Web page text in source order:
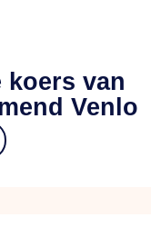
koers van
Venlo